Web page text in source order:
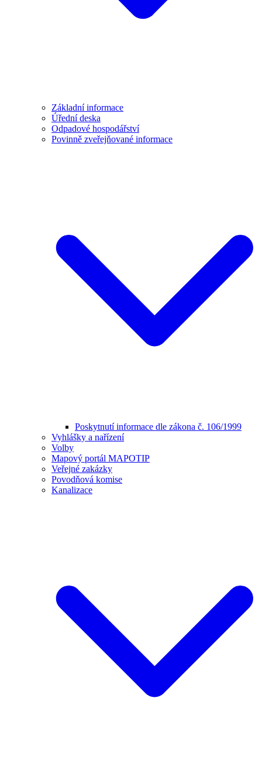
Základní informace
Úřední deska
Odpadové hospodářství
Povinně zveřejňované informace
Poskytnutí informace dle zákona č. 106/1999
Vyhlášky a nařízení
Volby
Mapový portál MAPOTIP
Veřejné zakázky
Povodňová komise
Kanalizace